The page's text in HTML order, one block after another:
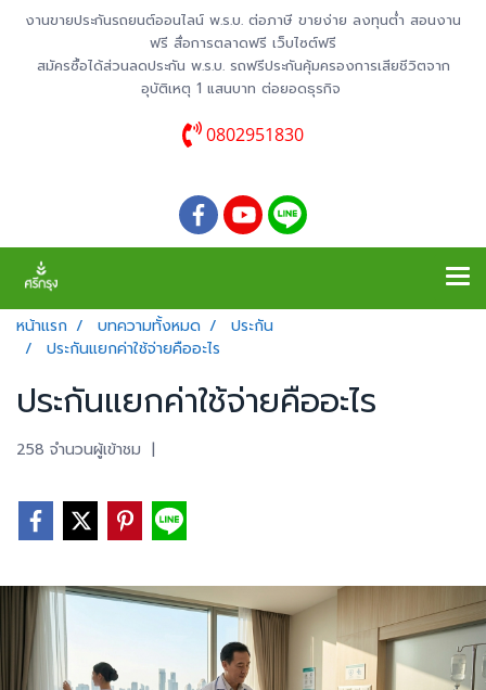
งานขายประกันรถยนต์ออนไลน์ พ.ร.บ. ต่อภาษี ขายง่าย ลงทุนต่ำ สอนงาน
ฟรี สื่อการตลาดฟรี เว็บไซต์ฟรี
สมัครซื้อได้ส่วนลดประกัน พ.ร.บ. รถฟรีประกันคุ้มครองการเสียชีวิตจาก
อุบัติเหตุ 1 แสนบาท ต่อยอดธุรกิจ
0802951830
หน้าแรก บทความทั้งหมด
ประกัน
ประกันแยกค่าใช้จ่ายคืออะไร
ประกันแยกค่าใช้จ่ายคืออะไร
258 จำนวนผู้เข้าชม |